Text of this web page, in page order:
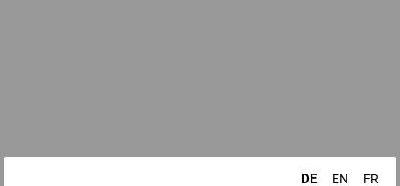
DE EN
FR